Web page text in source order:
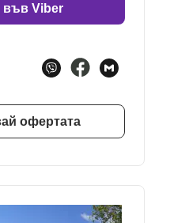
Viber
офертата